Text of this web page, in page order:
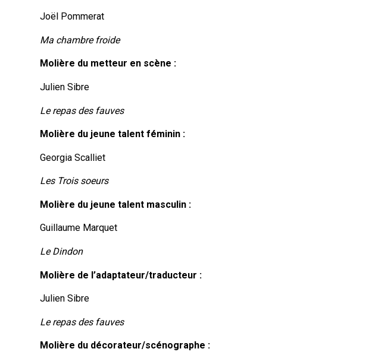
Joël Pommerat
Ma chambre froide
Molière du metteur en scène :
Julien Sibre
Le repas des fauves
Molière du jeune talent féminin :
Georgia Scalliet
Les Trois soeurs
Molière du jeune talent masculin :
Guillaume Marquet
Le Dindon
Molière de l’adaptateur/traducteur :
Julien Sibre
Le repas des fauves
Molière du décorateur/scénographe :